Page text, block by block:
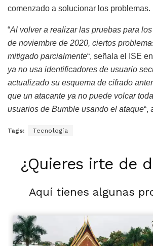
comenzado a solucionar los problemas.
“Al volver a realizar las pruebas para
de noviembre de 2020, ciertos
mitigado parcialmente“, señala el ISE
ya no usa identificadores de usuario
actualizado su esquema de cifrado
que un atacante ya no puede volcar
usuarios de Bumble usando el ataque“,
Tags: Tecnología
¿Quieres irte de
Aquí tienes algunas